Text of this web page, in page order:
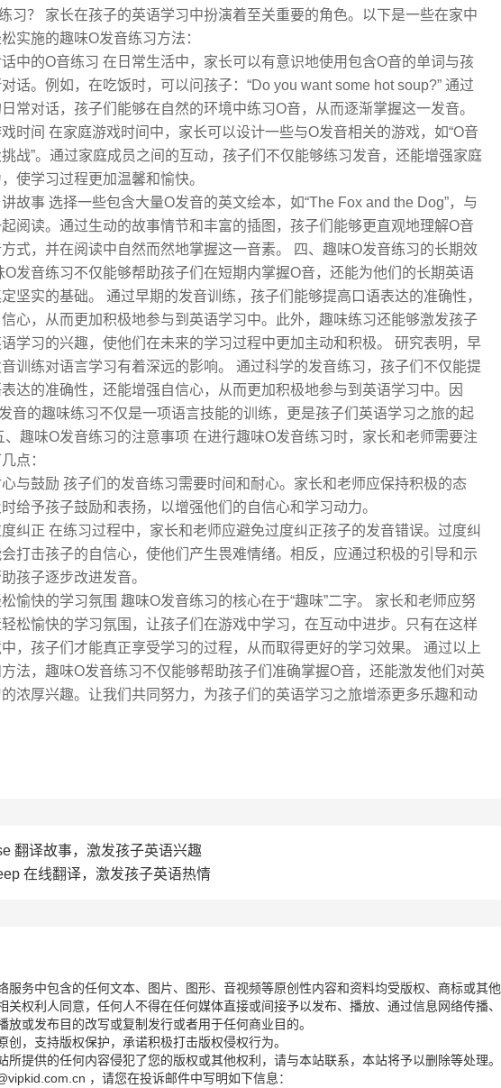
习？ 家长在孩子的英语学习中扮演着至关重要的角色。以下是一些在家中
实施的趣味O发音练习方法：
话中的O音练习 在日常生活中，家长可以有意识地使用包含O音的单词与孩
话。例如，在吃饭时，可以问孩子：“Do you want some hot soup?” 通过
常对话，孩子们能够在自然的环境中练习O音，从而逐渐掌握这一发音。
时间 在家庭游戏时间中，家长可以设计一些与O发音相关的游戏，如“O音
战”。通过家庭成员之间的互动，孩子们不仅能够练习发音，还能增强家庭
使学习过程更加温馨和愉快。
故事 选择一些包含大量O发音的英文绘本，如“The Fox and the Dog”，与
阅读。通过生动的故事情节和丰富的插图，孩子们能够更直观地理解O音
式，并在阅读中自然而然地掌握这一音素。 四、趣味O发音练习的长期效
O发音练习不仅能够帮助孩子们在短期内掌握O音，还能为他们的长期英语
坚实的基础。 通过早期的发音训练，孩子们能够提高口语表达的准确性，
心，从而更加积极地参与到英语学习中。此外，趣味练习还能够激发孩子
学习的兴趣，使他们在未来的学习过程中更加主动和积极。 研究表明，早
训练对语言学习有着深远的影响。 通过科学的发音练习，孩子们不仅能提
达的准确性，还能增强自信心，从而更加积极地参与到英语学习中。因
音的趣味练习不仅是一项语言技能的训练，更是孩子们英语学习之旅的起
、趣味O发音练习的注意事项 在进行趣味O发音练习时，家长和老师需要注
点：
与鼓励 孩子们的发音练习需要时间和耐心。家长和老师应保持积极的态
给予孩子鼓励和表扬，以增强他们的自信心和学习动力。
纠正 在练习过程中，家长和老师应避免过度纠正孩子的发音错误。过度纠
打击孩子的自信心，使他们产生畏难情绪。相反，应通过积极的引导和示
孩子逐步改进发音。
愉快的学习氛围 趣味O发音练习的核心在于“趣味”二字。 家长和老师应努
松愉快的学习氛围，让孩子们在游戏中学习，在互动中进步。只有在这样
，孩子们才能真正享受学习的过程，从而取得更好的学习效果。 通过以上
法，趣味O发音练习不仅能够帮助孩子们准确掌握O音，还能激发他们对英
浓厚兴趣。让我们共同努力，为孩子们的英语学习之旅增添更多乐趣和动
翻译故事，激发孩子英语兴趣
在线翻译，激发孩子英语热情
服务中包含的任何文本、图片、图形、音视频等原创性内容和资料均受版权、商标或其他
关权利人同意，任何人不得在任何媒体直接或间接予以发布、播放、通过信息网络传播、
放或发布目的改写或复制发行或者用于任何商业目的。
创，支持版权保护，承诺积极打击版权侵权行为。
所提供的任何内容侵犯了您的版权或其他权利，请与本站联系，本站将予以删除等处理。
，请您在投诉邮件中写明如下信息：